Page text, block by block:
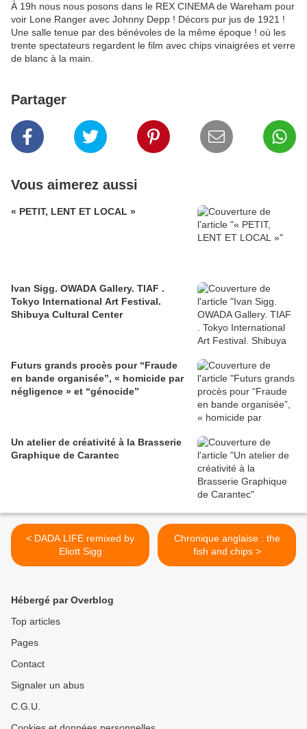
À 19h nous nous posons dans le REX CINEMA de Wareham pour
voir Lone Ranger avec Johnny Depp ! Décors pur jus de 1921 !
Une salle tenue par des bénévoles de la même époque ! où les
trente spectateurs regardent le film avec chips vinaigrées et verre
de blanc à la main.
Partager
Vous aimerez aussi
« PETIT, LENT ET LOCAL »
Ivan Sigg. OWADA Gallery. TIAF .
Tokyo International Art Festival.
Shibuya Cultural Center
Futurs grands procès pour “Fraude
en bande organisée”, « homicide par
négligence » et “génocide”
Un atelier de créativité à la Brasserie
Graphique de Carantec
< DADA LIFE remixed by
Eliott Sigg
Chronique anglaise : the
fish and chips >
Hébergé par Overblog
Top articles
Pages
Contact
Signaler un abus
C.G.U.